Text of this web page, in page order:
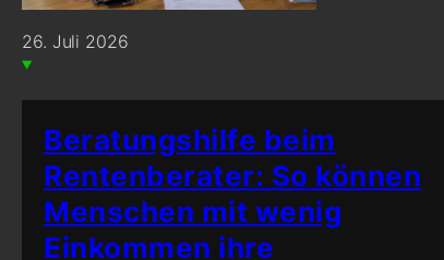
26. Juli 2026
Beratungshilfe beim
Rentenberater: So können
Menschen mit wenig
Einkommen ihre